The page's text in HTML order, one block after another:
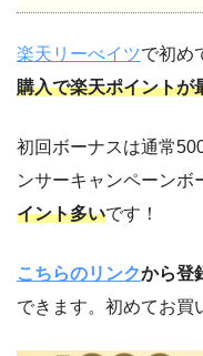
楽天リーべイツで初め
購入で楽天ポイントが
初回ボーナスは通常
ンサーキャンペーンボ
イント多いです！
こちらのリンクから登
できます。初めてお買